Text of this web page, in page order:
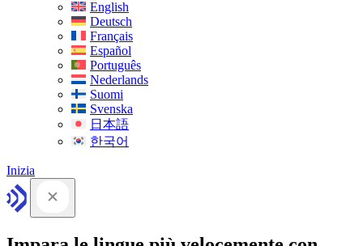
English
Deutsch
Français
Español
Português
Nederlands
Suomi
Svenska
日本語
한국어
Inizia